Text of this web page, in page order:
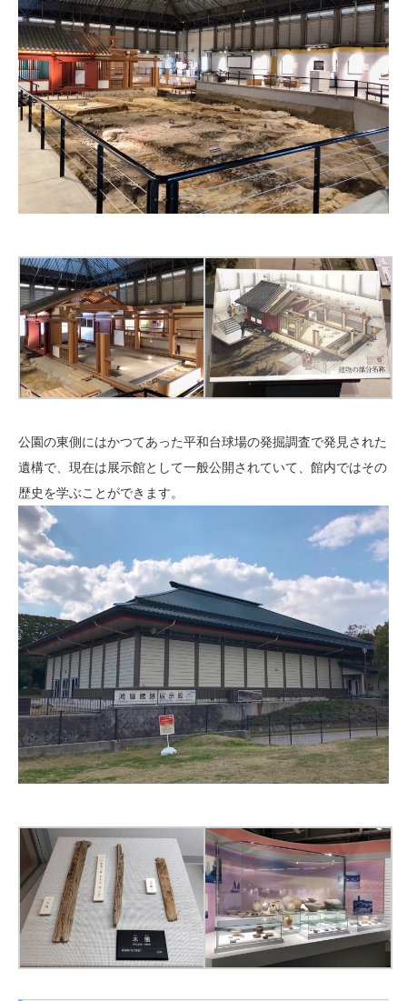
公園の東側にはかつてあった平和台球場の発掘調査で発見された
遺構で、現在は展示館として一般公開されていて、館内ではその
歴史を学ぶことができます。